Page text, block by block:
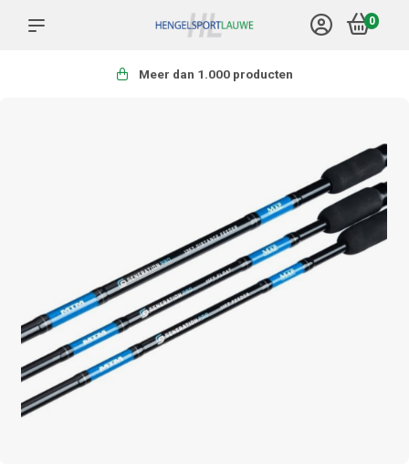
0
Meer dan 1.000 producten